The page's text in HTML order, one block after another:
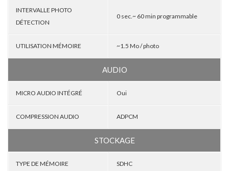
INTERVALLE PHOTO
DÉTECTION
0 sec.~ 60 min programmable
UTILISATION MÉMOIRE ~1.5 Mo / photo
AUDIO
MICRO AUDIO INTÉGRÉ Oui
COMPRESSION AUDIO ADPCM
STOCKAGE
TYPE DE MÉMOIRE SDHC